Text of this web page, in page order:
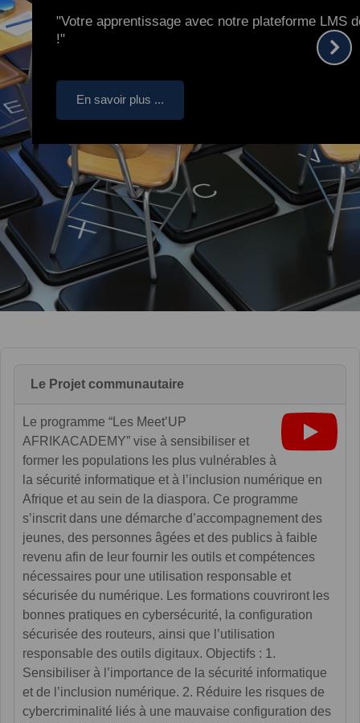
"Votre apprentissage avec notre plateforme LMS
!"
En savoir plus ...
Le Projet communautaire
Le programme “Les Meet’UP
AFRIKACADEMY” vise à sensibiliser et
former les populations les plus vulnérables à
la sécurité informatique et à l’inclusion numérique en
Afrique et au sein de la diaspora. Ce programme
s’inscrit dans une démarche d’accompagnement des
jeunes, des personnes âgées et des publics à faible
revenu afin de leur fournir les outils et compétences
nécessaires pour une utilisation responsable et
sécurisée du numérique. Les formations couvriront les
bonnes pratiques en cybersécurité, la configuration
sécurisée des routeurs, ainsi que l’utilisation
responsable des outils digitaux. Objectifs : 1.
Sensibiliser à l’importance de la sécurité informatique
et de l’inclusion numérique. 2. Réduire les risques de
cybercriminalité liés à une mauvaise configuration des